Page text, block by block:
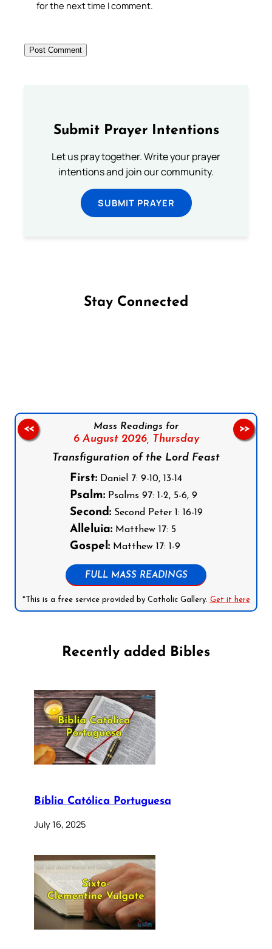
for the next time I comment.
Submit Prayer Intentions
Let us pray together. Write your prayer
intentions and join our community.
SUBMIT PRAYER
Stay Connected
Mass Readings for
6 August 2026, Thursday
Transfiguration of the Lord Feast
First:Daniel 7: 9-10, 13-14
Psalm:Psalms 97: 1-2, 5-6, 9
Second:Second Peter 1: 16-19
Alleluia:Matthew 17: 5
Gospel:Matthew 17: 1-9
FULL MASS READINGS
*This is a free service provided by Catholic Gallery. Get it here
<< >>
Recently added Bibles
Bíblia Católica Portuguesa
July 16, 2025